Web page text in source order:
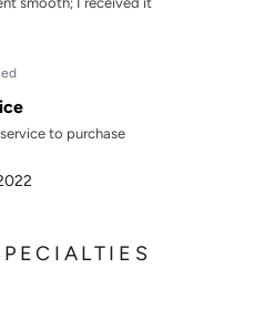
to purchase